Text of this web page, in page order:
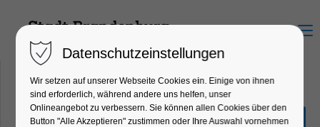
Menu
34. Kinderfilmfest im KiJu
Datenschutzeinstellungen
Wir setzen auf unserer Webseite Cookies ein. Einige von ihnen
sind erforderlich, während andere uns helfen, unser
Onlineangebot zu verbessern. Sie können allen Cookies über den
Button "Alle Akzeptieren" zustimmen oder Ihre Auswahl vornehmen